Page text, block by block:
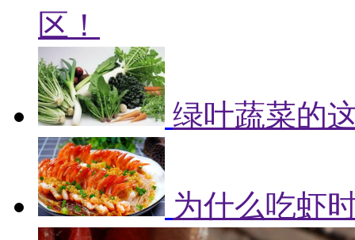
区！
绿叶蔬菜的
为什么吃虾